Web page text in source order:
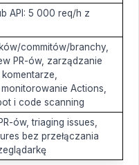
API: 5 000 req/h z
commitów/branchy,
PR-ów, zarządzanie
Actions,
i code scanning
ów, triaging issues,
bez przełączania